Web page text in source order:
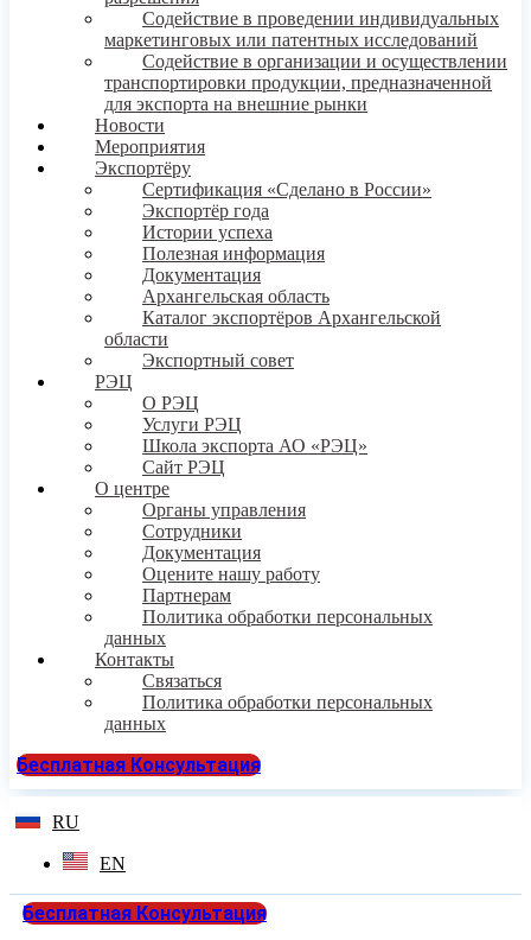
Содействие в проведении индивидуальных
маркетинговых или патентных исследований
Содействие в организации и осуществлении
транспортировки продукции, предназначенной
для экспорта на внешние рынки
Новости
Мероприятия
Экспортёру
Сертификация «Сделано в России»
Экспортёр года
Истории успеха
Полезная информация
Документация
Архангельская область
Каталог экспортёров Архангельской
области
Экспортный совет
РЭЦ
О РЭЦ
Услуги РЭЦ
Школа экспорта АО «РЭЦ»
Сайт РЭЦ
О центре
Органы управления
Сотрудники
Документация
Оцените нашу работу
Партнерам
Политика обработки персональных
данных
Контакты
Связаться
Политика обработки персональных
данных
Бесплатная Консультация
RU
EN
Бесплатная Консультация